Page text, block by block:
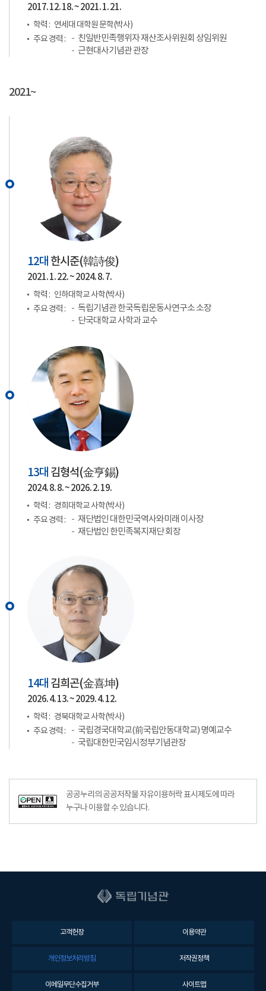
2017. 12. 18. ~ 2021. 1. 21.
학력 : 연세대 대학원 문학(박사)
주요 경력 :
친일반민족행위자 재산조사위원회 상임위원
근현대사기념관 관장
2021~
12대 한시준(韓詩俊)
2021. 1. 22. ~ 2024. 8. 7.
학력 : 인하대학교 사학(박사)
주요 경력 :
독립기념관 한국독립운동사연구소 소장
단국대학교 사학과 교수
13대 김형석(金亨錫)
2024. 8. 8. ~ 2026. 2. 19.
학력 : 경희대학교 사학(박사)
주요 경력 :
재단법인 대한민국역사와미래 이사장
재단법인 한민족복지재단 회장
14대 김희곤(金喜坤)
2026. 4. 13. ~ 2029. 4. 12.
학력 : 경북대학교 사학(박사)
주요 경력 :
국립경국대학교(前국립안동대학교) 명예교수
국립대한민국임시정부기념관장
공공누리의 공공저작물 자유이용허락 표시제도에 따라
누구나 이용할 수 있습니다.
고객헌장 이용약관
개인정보처리방침 저작권정책
이메일무단수집거부 사이트맵